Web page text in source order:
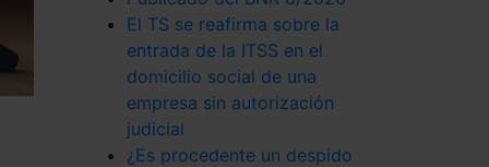
El TS se reafirma sobre la
entrada de la ITSS en el
domicilio social de una
empresa sin autorización
judicial
¿Es procedente un despido